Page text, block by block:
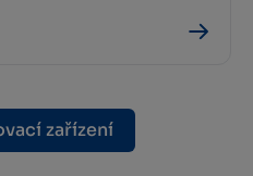
zařízení